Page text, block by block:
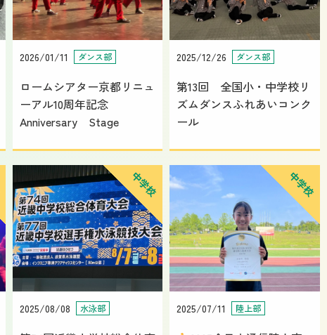
2026/01/11 ダンス部
ロームシアター京都リニュ
ーアル10周年記念
Anniversary Stage
2025/12/26 ダンス部
第13回 全国小・中学校リ
ズムダンスふれあいコンク
ール
中学校
2025/08/08 水泳部
中学校
2025/07/11 陸上部